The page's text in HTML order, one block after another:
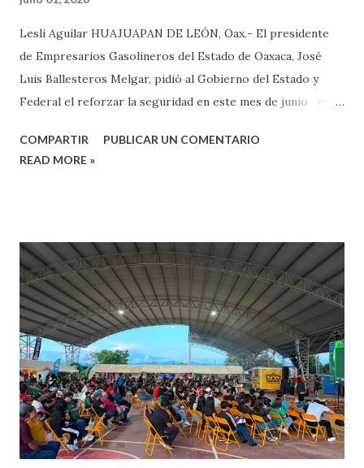
Lesli Aguilar HUAJUAPAN DE LEÓN, Oax.- El presidente
de Empresarios Gasolineros del Estado de Oaxaca, José
Luis Ballesteros Melgar, pidió al Gobierno del Estado y
Federal el reforzar la seguridad en este mes de junio en
Oaxaca ante la llegada de miles de personas a Huajuapan de
en la zona, por lo que están pidiendo que las fuerzas del
orden estatal y federal salgan a las carreteras y se
garantice la llegada de visitantes. Argumentó que “esa una
petición que constante que no solamente esta haciendo el
sector empresarial sino la ciudadanía en general acerca de
la seguridad, sabemos que un tema bastante importante,
bastante complejo aquí en los límites con el estado de
Puebla...
COMPARTIR
PUBLICAR UN COMENTARIO
READ MORE »